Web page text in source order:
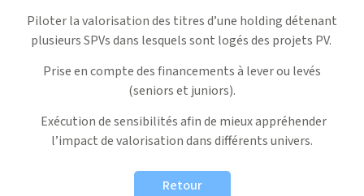
Piloter la valorisation des titres d’une holding détenant
plusieurs SPVs dans lesquels sont logés des projets PV.
Prise en compte des financements à lever ou levés
(seniors et juniors).
Exécution de sensibilités afin de mieux appréhender
l’impact de valorisation dans différents univers.
Retour